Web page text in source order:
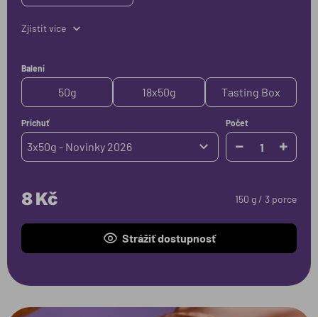
Zjistit více
Balení
50g 18x50g Tasting Box
Príchuť
3x50g - Novinky 2026
Počet
8 Kč 150 g / 3 porce
Strážiť dostupnosť